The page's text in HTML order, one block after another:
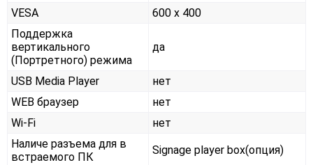
VESA
600 x 400
Поддержка
вертикального
(Портретного) режима
да
USB Media Player
нет
WEB браузер
нет
Wi-Fi
нет
Наличе разъема для в
встраемого ПК
Signage player box(опция)